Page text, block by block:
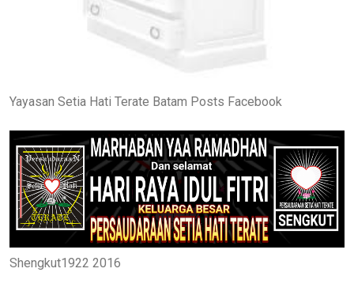
Yayasan Setia Hati Terate Batam Posts Facebook
Shengkut1922 2016